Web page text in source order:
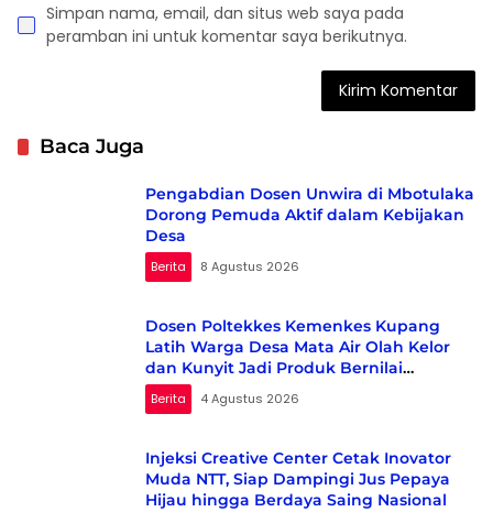
Simpan nama, email, dan situs web saya pada
peramban ini untuk komentar saya berikutnya.
Baca Juga
Pengabdian Dosen Unwira di Mbotulaka
Dorong Pemuda Aktif dalam Kebijakan
Desa
Berita 8 Agustus 2026
Dosen Poltekkes Kemenkes Kupang
Latih Warga Desa Mata Air Olah Kelor
dan Kunyit Jadi Produk Bernilai
Ekonomi
Berita 4 Agustus 2026
Injeksi Creative Center Cetak Inovator
Muda NTT, Siap Dampingi Jus Pepaya
Hijau hingga Berdaya Saing Nasional